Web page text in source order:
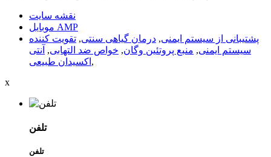
نقشه سایت
موبایل AMP
پشتیبانی از سیستم ایمنی, درمان گیاهی سنتی, تقویت کننده
سیستم ایمنی, منبع پروتئین وگان, خواص ضد التهابی, آنتی
اکسیدان طبیعی ,
x
تلفن
تلفن